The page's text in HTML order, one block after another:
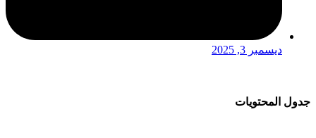
ديسمبر 3, 2025
جدول المحتويات